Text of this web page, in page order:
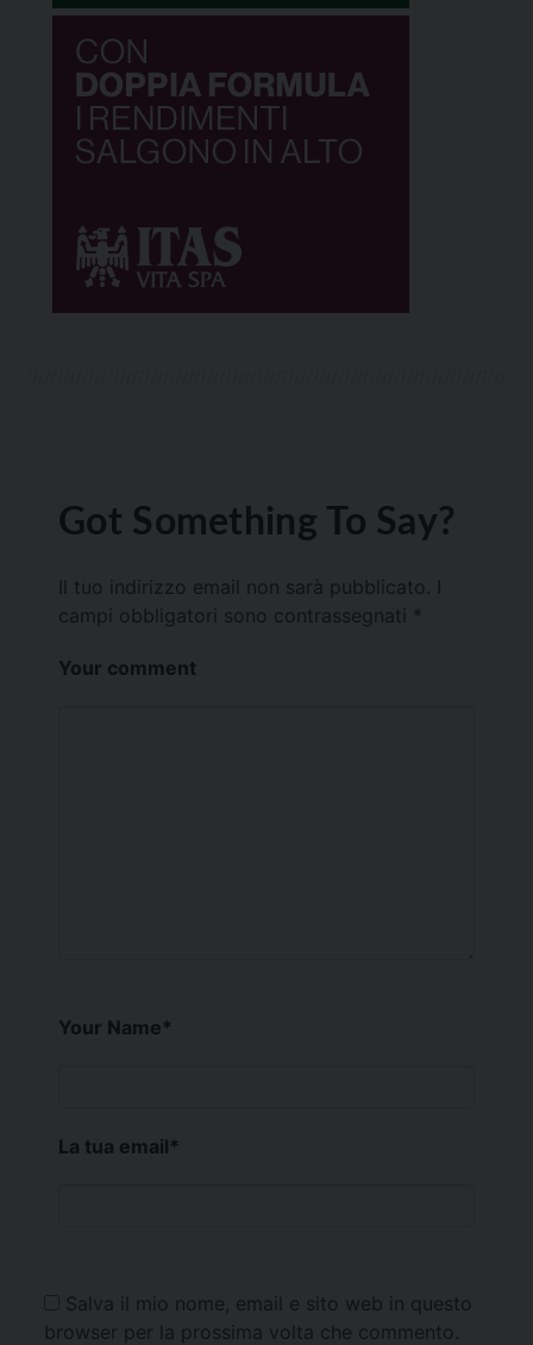
Got Something To Say?
Il tuo indirizzo email non sarà pubblicato.
campi obbligatori sono contrassegnati *
Your comment
Your Name*
La tua email*
Salva il mio nome, email e sito web in questo
browser per la prossima volta che commento.